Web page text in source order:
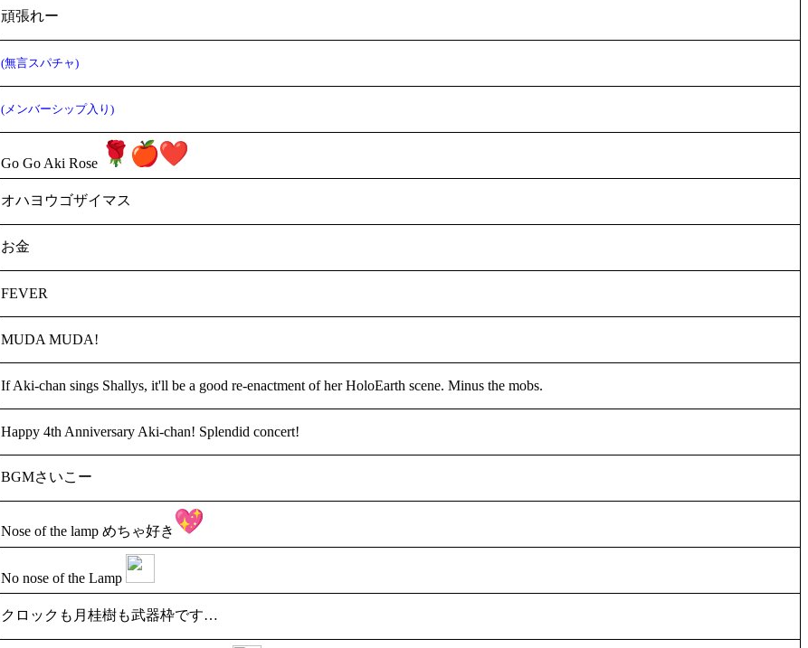
頑張れー
(無言スパチャ)
(メンバーシップ入り)
Go Go Aki Rose
オハヨウゴザイマス
お金
FEVER
MUDA MUDA!
If Aki-chan sings Shallys, it'll be a good re-enactment of her HoloEarth scene. Minus the mobs.
Happy 4th Anniversary Aki-chan! Splendid concert!
BGMさいこー
Nose of the lamp めちゃ好き
No nose of the Lamp
クロックも月桂樹も武器枠です…